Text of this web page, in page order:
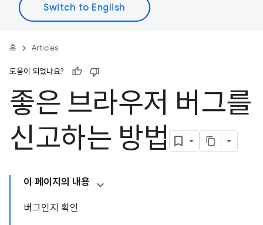
홈 Articles
도움이 되었나요?
좋은 브라우저 버그를
신고하는 방법
이 페이지의 내용
버그인지 확인